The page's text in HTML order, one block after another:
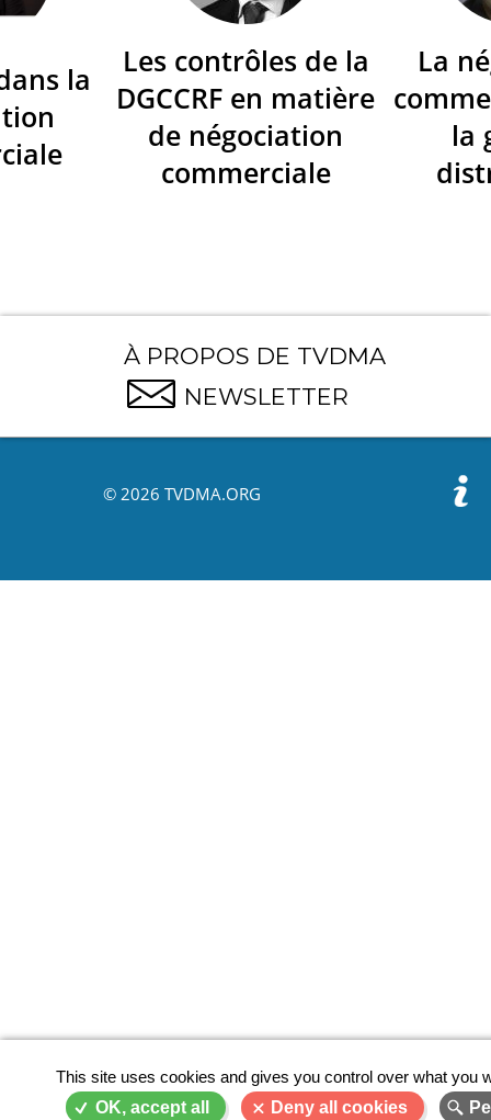
la
Les contrôles de la
DGCCRF en matière
de négociation
commerciale
La
la
À PROPOS DE TVDMA
NEWSLETTER
© 2026 TVDMA.ORG
This site uses cookies and gives you control over what you
OK, accept all
Deny all cookies